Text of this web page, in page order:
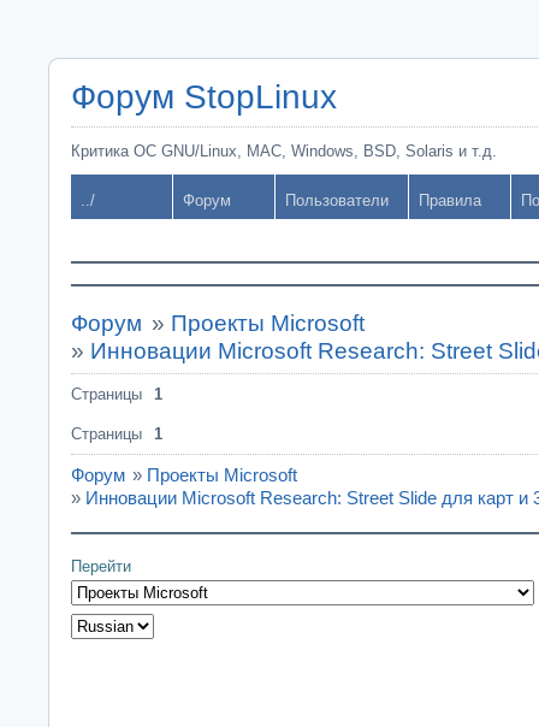
Форум StopLinux
Критика ОС GNU/Linux, MAC, Windows, BSD, Solaris и т.д.
../ Форум Пользователи Правила
Форум » Проекты Microsoft
» Инновации Microsoft Research: Street
Страницы 1
Страницы 1
Форум » Проекты Microsoft
» Инновации Microsoft Research: Street Slide для карт и
Перейти